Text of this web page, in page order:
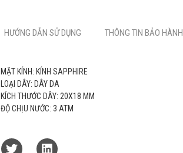
HƯỚNG DẪN SỬ DỤNG THÔNG TIN BẢO HÀNH
MẶT KÍNH: KÍNH SAPPHIRE
LOẠI DÂY: DÂY DA
KÍCH THƯỚC DÂY: 20X18 MM
ĐỘ CHỊU NƯỚC: 3 ATM